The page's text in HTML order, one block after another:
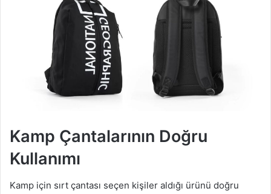
Kamp Çantalarının Doğru
Kullanımı
Kamp için sırt çantası seçen kişiler aldığı ürünü doğru